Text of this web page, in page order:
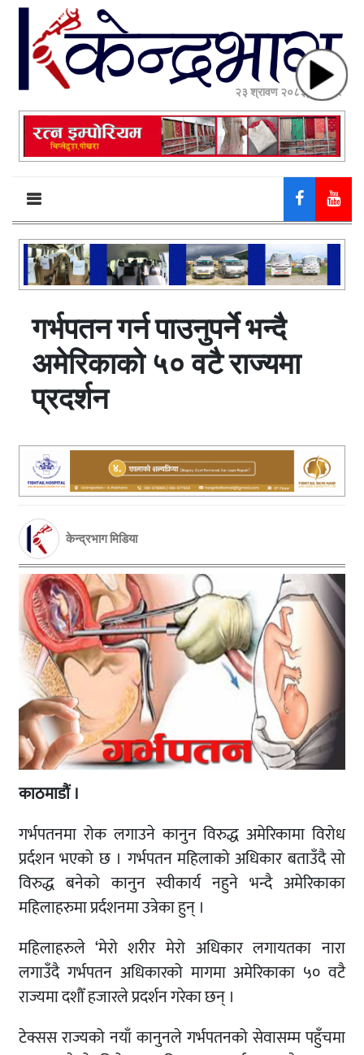
२३ श्रावण २०८३, शनिबार
गर्भपतन गर्न पाउनुपर्ने भन्दै
अमेरिकाको ५० वटै राज्यमा
प्रदर्शन
केन्द्रभाग मिडिया
काठमाडौं ।
गर्भपतनमा रोक लगाउने कानुन विरुद्ध अमेरिकामा विरोध
प्रर्दशन भएको छ । गर्भपतन महिलाको अधिकार बताउँदै सो
विरुद्ध बनेको कानुन स्वीकार्य नहुने भन्दै अमेरिकाका
महिलाहरुमा प्रर्दशनमा उत्रेका हुन् ।
महिलाहरुले ‘मेरो शरीर मेरो अधिकार लगायतका नारा
लगाउँदै गर्भपतन अधिकारको मागमा अमेरिकाका ५० वटै
राज्यमा दशौँ हजारले प्रदर्शन गरेका छन् ।
टेक्सस राज्यको नयाँ कानुनले गर्भपतनको सेवासम्म पहुँचमा